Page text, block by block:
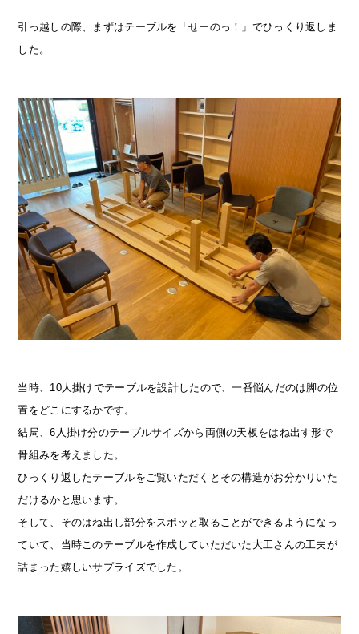
引っ越しの際、まずはテーブルを「せーのっ！」でひっくり返しま
した。
当時、10人掛けでテーブルを設計したので、一番悩んだのは脚の位
置をどこにするかです。
結局、6人掛け分のテーブルサイズから両側の天板をはね出す形で
骨組みを考えました。
ひっくり返したテーブルをご覧いただくとその構造がお分かりいた
だけるかと思います。
そして、そのはね出し部分をスポッと取ることができるようになっ
ていて、当時このテーブルを作成していただいた大工さんの工夫が
詰まった嬉しいサプライズでした。